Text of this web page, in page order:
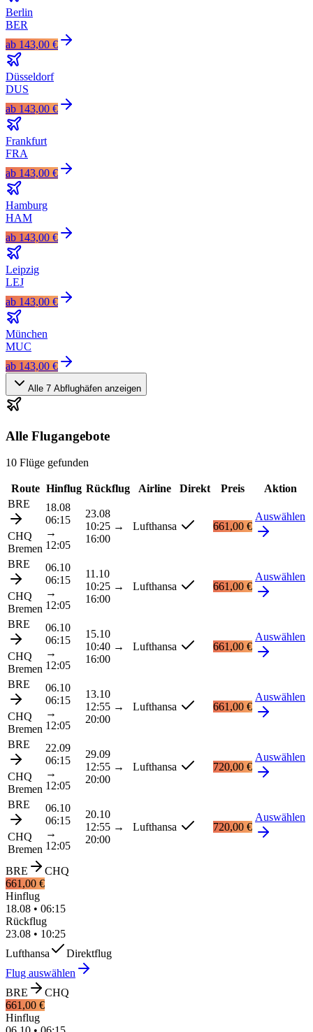
Berlin
BER
ab 143,00 €
Düsseldorf
DUS
ab 143,00 €
Frankfurt
FRA
ab 143,00 €
Hamburg
HAM
ab 143,00 €
Leipzig
LEJ
ab 143,00 €
München
MUC
ab 143,00 €
Alle 7 Abflughäfen anzeigen
Alle Flugangebote
10 Flüge gefunden
Route Hinflug Rückflug Airline Direkt Preis
Aktion
BRE
CHQ
Bremen
18.08
06:15
→
12:05
23.08
10:25 →
16:00
Lufthansa 661,00 €
Auswählen
BRE
CHQ
Bremen
06.10
06:15
→
12:05
11.10
10:25 →
16:00
Lufthansa 661,00 €
Auswählen
BRE
CHQ
Bremen
06.10
06:15
→
12:05
15.10
10:40 →
16:00
Lufthansa 661,00 €
Auswählen
BRE
CHQ
Bremen
06.10
06:15
→
12:05
13.10
12:55 →
20:00
Lufthansa 661,00 €
Auswählen
BRE
CHQ
Bremen
22.09
06:15
→
12:05
29.09
12:55 →
20:00
Lufthansa 720,00 €
Auswählen
BRE
CHQ
Bremen
06.10
06:15
→
12:05
20.10
12:55 →
20:00
Lufthansa 720,00 €
Auswählen
BRE
CHQ
661,00 €
Hinflug
18.08 • 06:15
Rückflug
23.08 • 10:25
Lufthansa
Direktflug
Flug auswählen
BRE
CHQ
661,00 €
Hinflug